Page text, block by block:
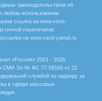
законодательством об
любом использовании
ссылка на www.vesti-
перепечатке
на www.vesti-yamal.ru
«Россия» 2001 - 2026.
СМИ Эл № ФС 77-59166 от 22
службой по надзору за
в сфере массовых